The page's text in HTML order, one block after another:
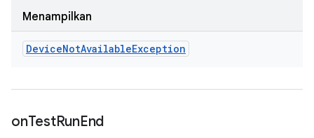
Menampilkan
DeviceNotAvailableException
onTestRunEnd